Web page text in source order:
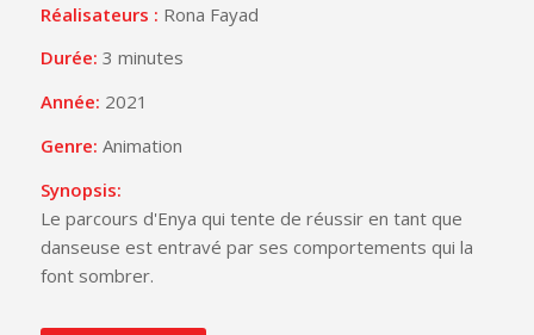
Réalisateurs : Rona Fayad
Durée: 3 minutes
Année: 2021
Genre: Animation
Synopsis:
Le parcours d'Enya qui tente de réussir en tant que
danseuse est entravé par ses comportements qui la
font sombrer.